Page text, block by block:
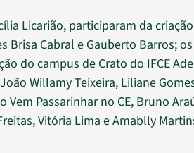
Licarião, participaram da
Brisa Cabral e Gauberto Barros;
do campus de Crato do IFCE
Willamy Teixeira, Liliane
Passarinhar no CE, Bruno
Vitória Lima e Amablly